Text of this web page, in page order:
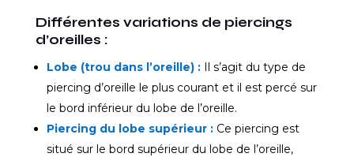
Différentes variations de piercings
d’oreilles :
Lobe (trou dans l’oreille) : Il s’agit du type de
piercing d’oreille le plus courant et il est percé sur
le bord inférieur du lobe de l’oreille.
Piercing du lobe supérieur : Ce piercing est
situé sur le bord supérieur du lobe de l’oreille,